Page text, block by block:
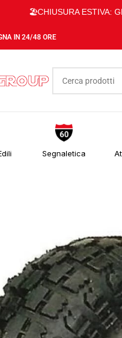
🏖️CHIUSURA ESTIVA:
IN 24/48 ORE
Segnaletica